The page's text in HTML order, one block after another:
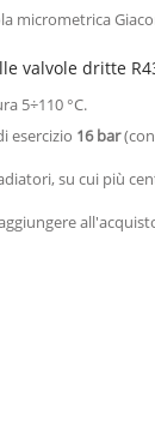
micrometrica
valvole dritte
5÷110 °C.
esercizio 16 bar
su cui più